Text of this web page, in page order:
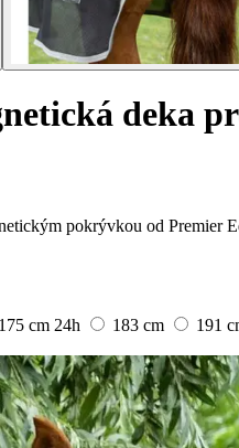
deka
pokrývkou od Premier
175 cm 24h 183 cm 191